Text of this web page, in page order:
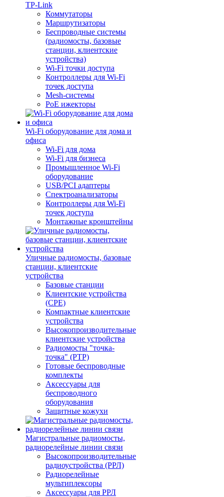
TP-Link
Коммутаторы
Маршрутизаторы
Беспроводные системы
(радиомосты, базовые
станции, клиентские
устройства)
Wi-Fi точки доступа
Контроллеры для Wi-Fi
точек доступа
Mesh-системы
PoE ижекторы
Wi-Fi оборудование для дома и
офиса
Wi-Fi для дома
Wi-Fi для бизнеса
Промышленное Wi-Fi
оборудование
USB/PCI адаптеры
Cпектроанализаторы
Контроллеры для Wi-Fi
точек доступа
Монтажные кронштейны
Уличные радиомосты, базовые
станции, клиентские
устройства
Базовые станции
Клиентские устройства
(CPE)
Компактные клиентские
устройства
Высокопроизводительные
клиентские устройства
Радиомосты "точка-
точка" (PTP)
Готовые беспроводные
комплекты
Аксессуары для
беспроводного
оборудования
Защитные кожухи
Магистральные радиомосты,
радиорелейные линии связи
Высокопроизводительные
радиоустройства (РРЛ)
Радиорелейные
мультиплексоры
Аксессуары для РРЛ